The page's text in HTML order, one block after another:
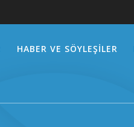
HABER VE SÖYLEŞİLER